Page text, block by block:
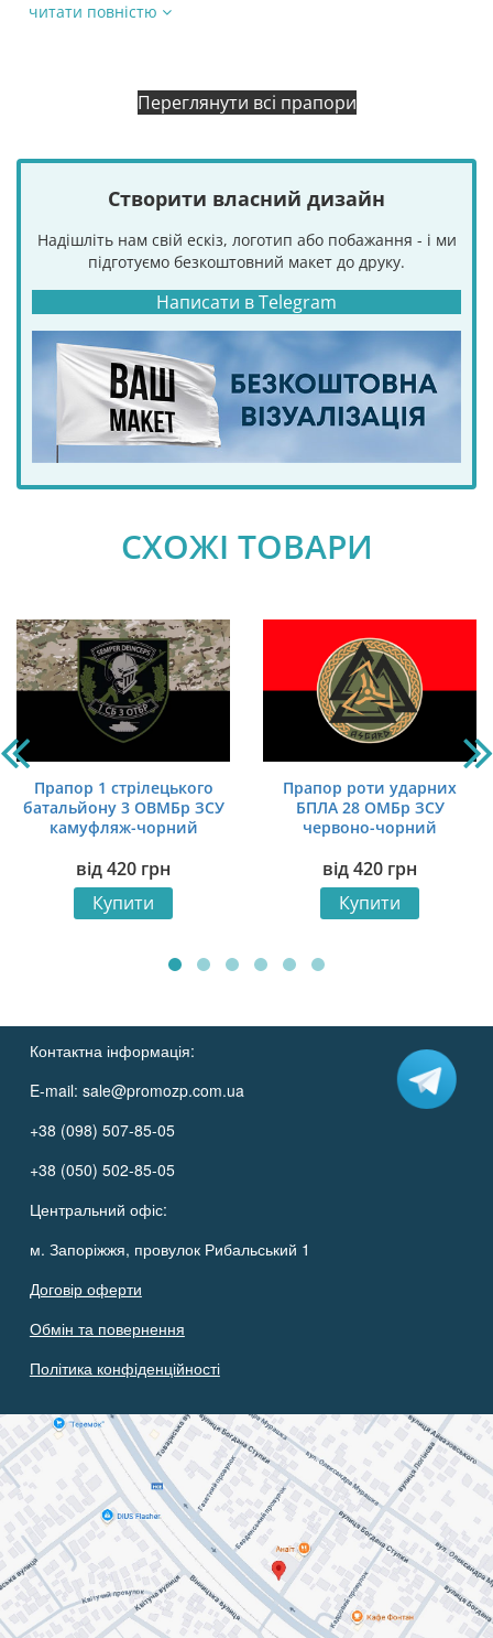
читати повністю
Переглянути всі прапори
Створити власний дизайн
Надішліть нам свій ескіз, логотип або побажання - і ми
підготуємо безкоштовний макет до друку.
Написати в Telegram
СХОЖІ ТОВАРИ
Прапор 1 стрілецького
батальйону 3 ОВМБр ЗСУ
камуфляж-чорний
від420 грн
Купити
Прапор роти ударних
БПЛА 28 ОМБр ЗСУ
червоно-чорний
від420 грн
Купити
Контактна інформація:
E-mail: sale@promozp.com.ua
+38 (098) 507-85-05
+38 (050) 502-85-05
Центральний офіс:
м. Запоріжжя, провулок Рибальський 1
Договір оферти
Обмін та повернення
Політика конфіденційності